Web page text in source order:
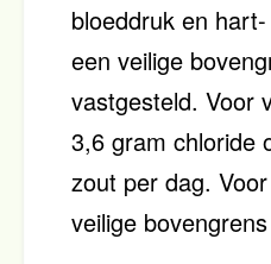
bloeddruk en
een veilige
vastgesteld. Voor
3,6 gram chloride
zout per dag.
veilige